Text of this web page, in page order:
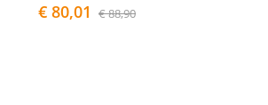
€ 80,01 € 88,90